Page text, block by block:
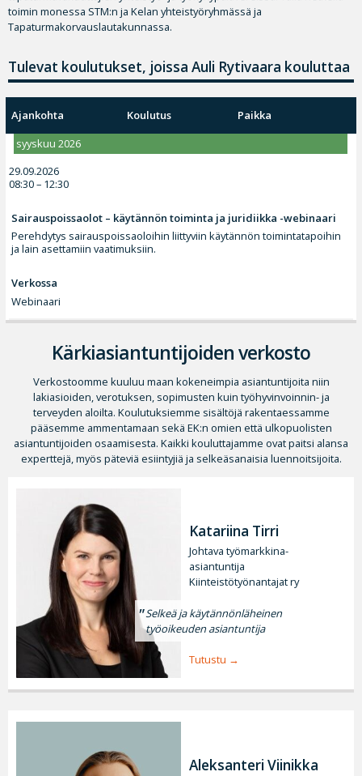
toimin monessa STM:n ja Kelan yhteistyöryhmässä ja
Tapaturmakorvauslautakunnassa.
Tulevat koulutukset, joissa Auli Rytivaara kouluttaa
Ajankohta Koulutus
Paikka
syyskuu 2026
29.09.2026
08:30 – 12:30
Sairauspoissaolot – käytännön toiminta ja juridiikka -webinaari
Perehdytys sairauspoissaoloihin liittyviin käytännön toimintatapoihin
ja lain asettamiin vaatimuksiin.
Verkossa
Webinaari
Kärkiasiantuntijoiden verkosto
Verkostoomme kuuluu maan kokeneimpia asiantuntijoita niin
lakiasioiden, verotuksen, sopimusten kuin työhyvinvoinnin- ja
terveyden aloilta. Koulutuksiemme sisältöjä rakentaessamme
pääsemme ammentamaan sekä EK:n omien että ulkopuolisten
asiantuntijoiden osaamisesta. Kaikki kouluttajamme ovat paitsi alansa
experttejä, myös päteviä esiintyjiä ja selkeäsanaisia luennoitsijoita.
Katariina Tirri
Johtava työmarkkina-
asiantuntija
Kiinteistötyönantajat ry
Selkeä ja käytännönläheinen
työoikeuden asiantuntija
Tutustu
Aleksanteri Viinikka